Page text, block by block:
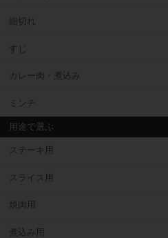
細切れ
すじ
カレー肉・煮込み
ミンチ
用途で選ぶ
ステーキ用
スライス用
焼肉用
煮込み用